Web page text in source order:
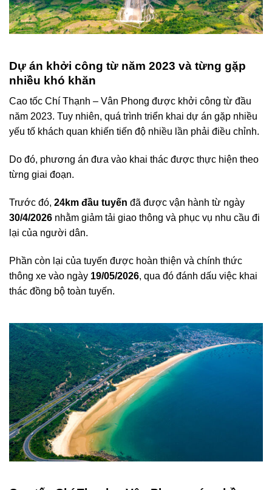
Dự án khởi công từ năm 2023 và từng gặp
nhiều khó khăn
Cao tốc Chí Thạnh – Vân Phong được khởi công từ đầu
năm 2023. Tuy nhiên, quá trình triển khai dự án gặp nhiều
yếu tố khách quan khiến tiến độ nhiều lần phải điều chỉnh.
Do đó, phương án đưa vào khai thác được thực hiện theo
từng giai đoạn.
Trước đó, 24km đầu tuyến đã được vận hành từ ngày
30/4/2026 nhằm giảm tải giao thông và phục vụ nhu cầu đi
lại của người dân.
Phần còn lại của tuyến được hoàn thiện và chính thức
thông xe vào ngày 19/05/2026, qua đó đánh dấu việc khai
thác đồng bộ toàn tuyến.